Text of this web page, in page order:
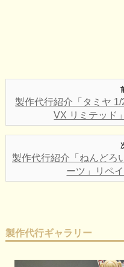
製作代行紹介「タミヤ
VX リミテッド
製作代行紹介「ねんどろ
ーツ」リペ
製作代行ギャラリー